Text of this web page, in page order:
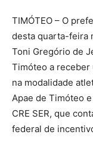
TIMÓTEO – O
desta quarta-feira
Toni Gregório de
Timóteo a receber
na modalidade
Apae de Timóteo
CRE SER, que
federal de